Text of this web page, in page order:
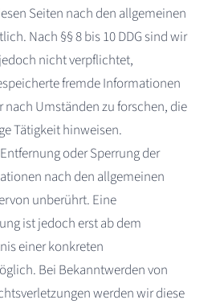
Seiten nach den allgemeinen
Nach §§ 8 bis 10 DDG sind wir
nicht verpflichtet,
fremde Informationen
nach Umständen zu forschen, die
Tätigkeit hinweisen.
oder Sperrung der
nach den allgemeinen
unberührt. Eine
ist jedoch erst ab dem
einer konkreten
Bei Bekanntwerden von
werden wir diese